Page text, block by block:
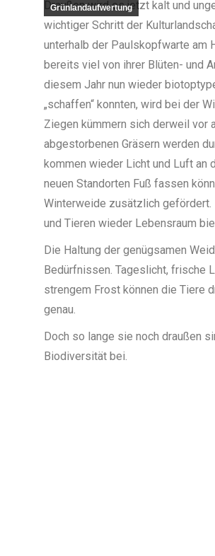
Grünlandaufwertung
Draußen wird es jetzt kalt und
wichtiger Schritt der
unterhalb der Paulskopfwarte am
bereits viel von ihrer Blüten- und
diesem Jahr nun wieder
„schaffen“ konnten, wird bei der
Ziegen kümmern sich derweil vor
abgestorbenen Gräsern werden
kommen wieder Licht und Luft an
neuen Standorten Fuß fassen
Winterweide zusätzlich gefördert.
und Tieren wieder Lebensraum
Die Haltung der genügsamen
Bedürfnissen. Tageslicht, frische
strengem Frost können die Tiere
genau.
Doch so lange sie noch draußen
Biodiversität bei.